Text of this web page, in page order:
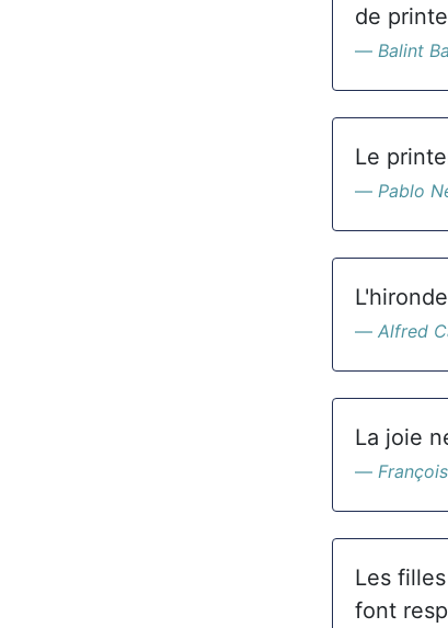
de
Balint
Le
Pablo
Alfred
La joie
Les
font